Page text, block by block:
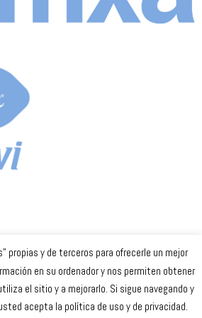
Femenino. 2023
@celtabaloncesto.com
propias y de terceros para ofrecerle un mejor
en su ordenador y nos permiten obtener
el sitio y a mejorarlo. Si sigue navegando y
acepta la política de uso y de privacidad.